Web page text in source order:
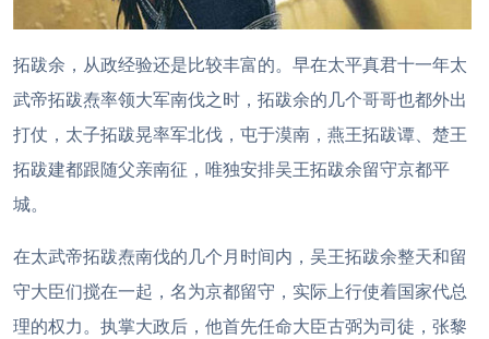
拓跋余，从政经验还是比较丰富的。早在太平真君十一年太
武帝拓跋焘率领大军南伐之时，拓跋余的几个哥哥也都外出
打仗，太子拓跋晃率军北伐，屯于漠南，燕王拓跋谭、楚王
拓跋建都跟随父亲南征，唯独安排吴王拓跋余留守京都平
城。
在太武帝拓跋焘南伐的几个月时间内，吴王拓跋余整天和留
守大臣们搅在一起，名为京都留守，实际上行使着国家代总
理的权力。执掌大政后，他首先任命大臣古弼为司徒，张黎